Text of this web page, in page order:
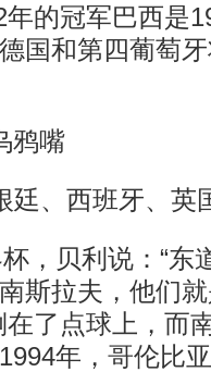
的冠军巴西是
国和第四葡萄
嘴
、西班牙、英
贝利说：“东
斯拉夫，他们
在了点球上，而
年，哥伦比